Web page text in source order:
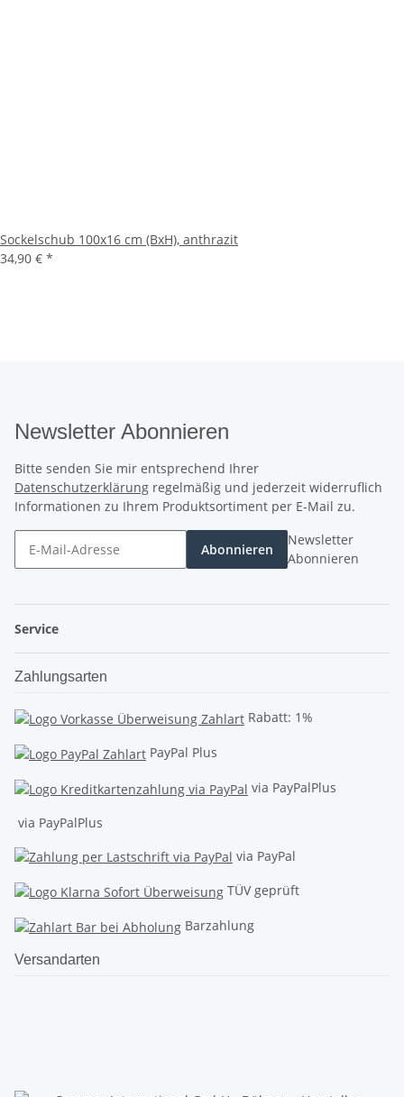
Sockelschub 100x16 cm (BxH), anthrazit
34,90 € *
Newsletter Abonnieren
Bitte senden Sie mir entsprechend Ihrer
Datenschutzerklärung regelmäßig und jederzeit widerruflich
Informationen zu Ihrem Produktsortiment per E-Mail zu.
Abonnieren
Newsletter
Abonnieren
Service
Zahlungsarten
Rabatt: 1%
PayPal Plus
via PayPalPlus
via PayPalPlus
via PayPal
TÜV geprüft
Barzahlung
Versandarten